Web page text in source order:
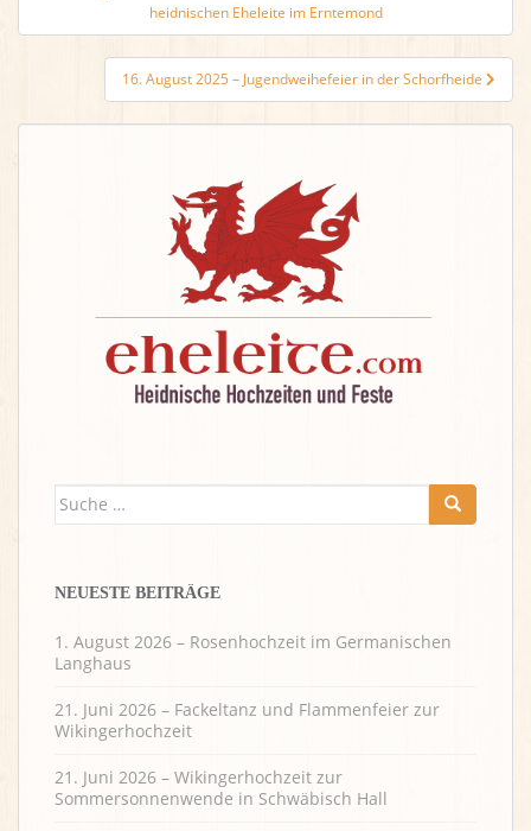
heidnischen Eheleite im Erntemond
16. August 2025 – Jugendweihefeier in der Schorfheide
Suche
NEUESTE BEITRÄGE
1. August 2026 – Rosenhochzeit im Germanischen
Langhaus
21. Juni 2026 – Fackeltanz und Flammenfeier zur
Wikingerhochzeit
21. Juni 2026 – Wikingerhochzeit zur
Sommersonnenwende in Schwäbisch Hall